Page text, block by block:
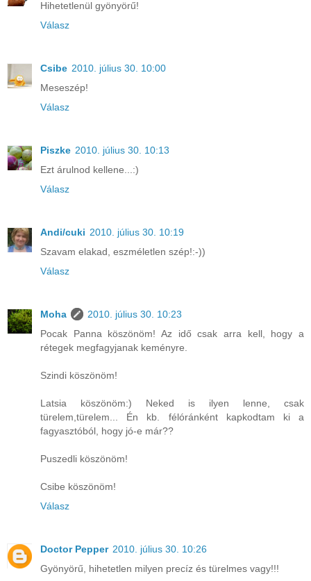
Hihetetlenül gyönyörű!
Válasz
Csibe 2010. július 30. 10:00
Meseszép!
Válasz
Piszke 2010. július 30. 10:13
Ezt árulnod kellene...:)
Válasz
Andi/cuki 2010. július 30. 10:19
Szavam elakad, eszméletlen szép!:-))
Válasz
Moha
2010. július 30. 10:23
Pocak Panna köszönöm! Az idő csak arra kell, hogy a
rétegek megfagyjanak keményre.
Szindi köszönöm!
Latsia köszönöm:) Neked is ilyen lenne, csak
türelem,türelem... Én kb. félóránként kapkodtam ki a
fagyasztóból, hogy jó-e már??
Puszedli köszönöm!
Csibe köszönöm!
Válasz
Doctor Pepper 2010. július 30. 10:26
Gyönyörű, hihetetlen milyen precíz és türelmes vagy!!!